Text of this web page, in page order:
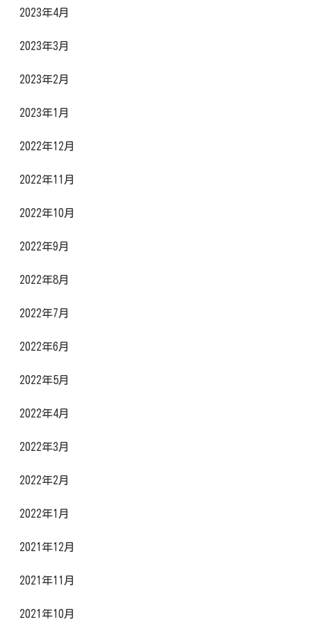
2023年4月
2023年3月
2023年2月
2023年1月
2022年12月
2022年11月
2022年10月
2022年9月
2022年8月
2022年7月
2022年6月
2022年5月
2022年4月
2022年3月
2022年2月
2022年1月
2021年12月
2021年11月
2021年10月